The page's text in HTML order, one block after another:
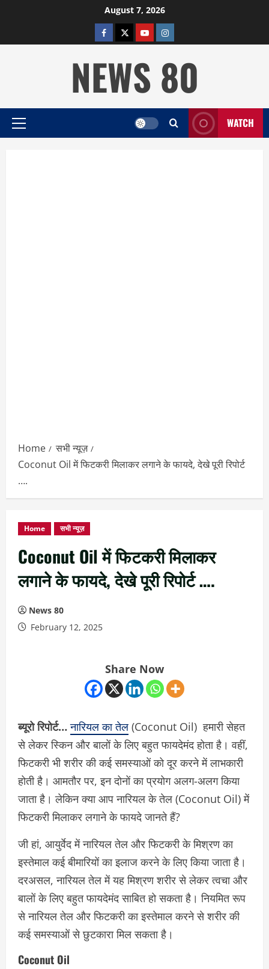
August 7, 2026
facebooktwitterYOUTUBE
instagram
NEWS 80
Primary
WATCH
Home
सभी न्यूज़
Coconut Oil में फिटकरी मिलाकर लगाने के फायदे, देखे पूरी रिपोर्ट
….
Home सभी न्यूज़
Coconut Oil में फिटकरी मिलाकर
लगाने के फायदे, देखे पूरी रिपोर्ट ….
News 80
February 12, 2025
Share Now
ब्यूरो रिपोर्ट… नारियल का तेल (Coconut Oil) हमारी सेहत
से लेकर स्किन और बालों के लिए बहुत फायदेमंद होता है। वहीं,
फिटकरी भी शरीर की कई समस्याओं को दूर करने में लाभकारी
होती है। आमतौर पर, इन दोनों का प्रयोग अलग-अलग किया
जाता है। लेकिन क्या आप नारियल के तेल (Coconut Oil) में
फिटकरी मिलाकर लगाने के फायदे जानते हैं?
जी हां, आयुर्वेद में नारियल तेल और फिटकरी के मिश्रण का
इस्तेमाल कई बीमारियों का इलाज करने के लिए किया जाता है।
दरअसल, नारियल तेल में यह मिश्रण शरीर से लेकर त्वचा और
बालों के लिए बहुत फायदेमंद साबित हो सकता है। नियमित रूप
से नारियल तेल और फिटकरी का इस्तेमाल करने से शरीर की
कई समस्याओं से छुटकारा मिल सकता है।
Coconut Oil